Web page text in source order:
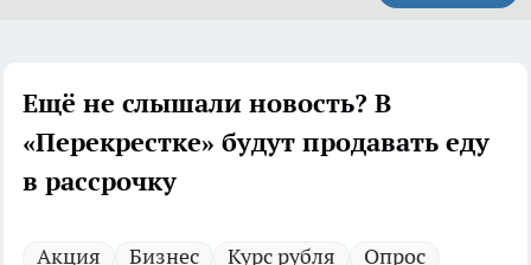
Ещё не слышали новость? В
«Перекрестке» будут продавать еду
в рассрочку
Акция Бизнес Курс рубля
Опрос